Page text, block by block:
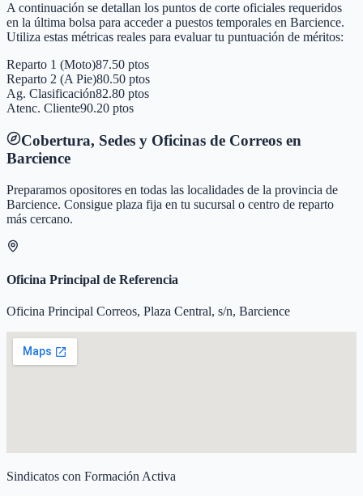
A continuación se detallan los puntos de corte oficiales requeridos
en la última bolsa para acceder a puestos temporales en Barcience.
Utiliza estas métricas reales para evaluar tu puntuación de méritos:
Reparto 1 (Moto)87.50 ptos
Reparto 2 (A Pie)80.50 ptos
Ag. Clasificación82.80 ptos
Atenc. Cliente90.20 ptos
Cobertura, Sedes y Oficinas de Correos en
Barcience
Preparamos opositores en todas las localidades de la provincia de
Barcience. Consigue plaza fija en tu sucursal o centro de reparto
más cercano.
Oficina Principal de Referencia
Oficina Principal Correos, Plaza Central, s/n, Barcience
Sindicatos con Formación Activa